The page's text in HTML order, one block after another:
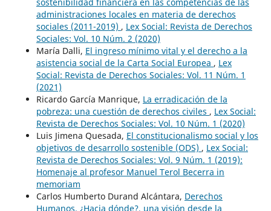
administraciones locales en materia de derechos
sociales (2011-2019) , Lex Social: Revista de Derechos
Sociales: Vol. 10 Núm. 2 (2020)
María Dalli, El ingreso mínimo vital y el derecho a la
asistencia social de la Carta Social Europea , Lex
Social: Revista de Derechos Sociales: Vol. 11 Núm. 1
(2021)
Ricardo García Manrique, La erradicación de la
pobreza: una cuestión de derechos civiles , Lex Social:
Revista de Derechos Sociales: Vol. 10 Núm. 1 (2020)
Luis Jimena Quesada, El constitucionalismo social y los
objetivos de desarrollo sostenible (ODS) , Lex Social:
Revista de Derechos Sociales: Vol. 9 Núm. 1 (2019):
Homenaje al profesor Manuel Terol Becerra in
memoriam
Carlos Humberto Durand Alcántara, Derechos
Humanos. ¿Hacia dónde?, una visión desde la